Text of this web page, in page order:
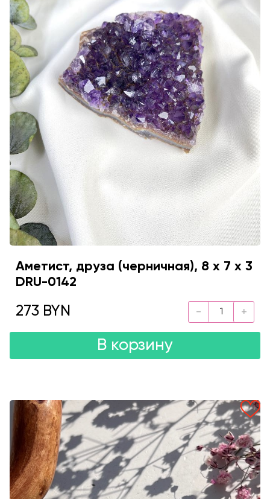
Аметист, друза (черничная), 8 х 7 х 3
DRU-0142
273 BYN
В корзину